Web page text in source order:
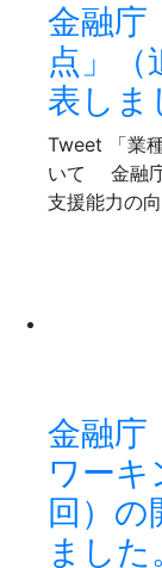
金融庁
点」（
表しま
Tweet 「業
いて 金融庁
支援能力の
金融庁
ワーキ
回）の
ました